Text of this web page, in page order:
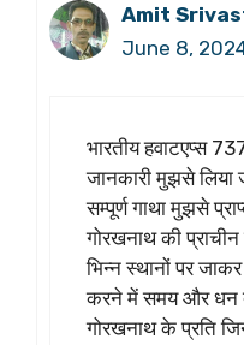
Amit
June 8,
भारतीय हवाटएप्स
जानकारी मुझसे
सम्पूर्ण गाथा मुझसे
गोरखनाथ की
भिन्न स्थानों पर
करने में समय और धन
गोरखनाथ के प्रति